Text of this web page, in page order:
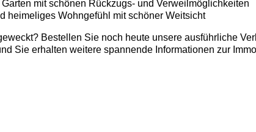
mit schönen Rückzugs- und Verweilmöglichkeiten
heimeliges Wohngefühl mit schöner Weitsicht
Bestellen Sie noch heute unsere ausführliche
Sie erhalten weitere spannende Informationen zur